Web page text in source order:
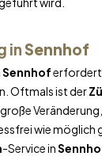
inSennhof
Sennhoferfordert
Oftmals ist der
wie möglich
-Service in